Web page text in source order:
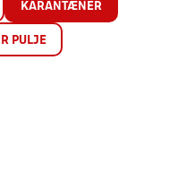
KARANTÆNER
PULJE